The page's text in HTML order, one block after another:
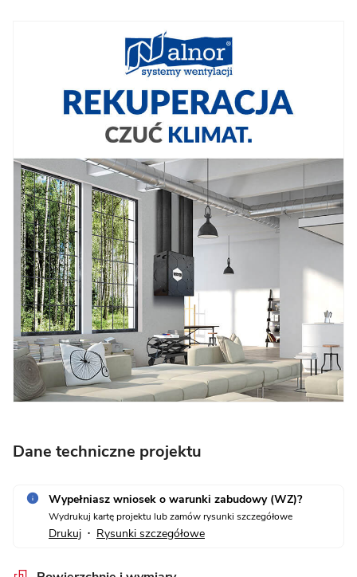
Dane techniczne projektu
Wypełniasz wniosek o warunki zabudowy (WZ)?
Wydrukuj kartę projektu lub zamów rysunki szczegółowe
Drukuj • Rysunki szczegółowe